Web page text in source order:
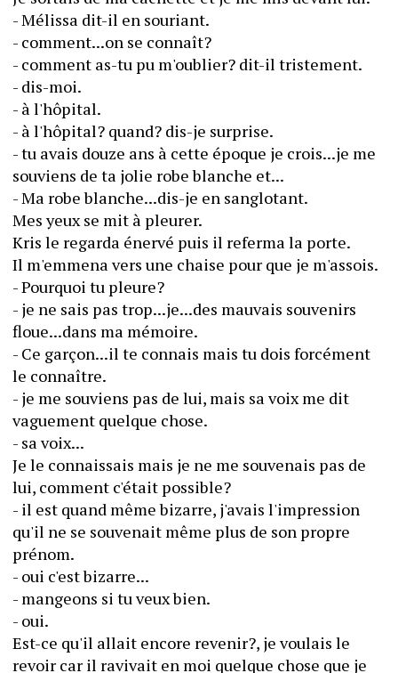
- Mélissa dit-il en souriant.
- comment...on se connaît?
- comment as-tu pu m'oublier? dit-il tristement.
- dis-moi.
- à l'hôpital.
- à l'hôpital? quand? dis-je surprise.
- tu avais douze ans à cette époque je crois...je me
souviens de ta jolie robe blanche et...
- Ma robe blanche...dis-je en sanglotant.
Mes yeux se mit à pleurer.
Kris le regarda énervé puis il referma la porte.
Il m'emmena vers une chaise pour que je m'assois.
- Pourquoi tu pleure?
- je ne sais pas trop...je...des mauvais souvenirs
floue...dans ma mémoire.
- Ce garçon...il te connais mais tu dois forcément
le connaître.
- je me souviens pas de lui, mais sa voix me dit
vaguement quelque chose.
- sa voix...
Je le connaissais mais je ne me souvenais pas de
lui, comment c'était possible?
- il est quand même bizarre, j'avais l'impression
qu'il ne se souvenait même plus de son propre
prénom.
- oui c'est bizarre...
- mangeons si tu veux bien.
- oui.
Est-ce qu'il allait encore revenir?, je voulais le
revoir car il ravivait en moi quelque chose que je